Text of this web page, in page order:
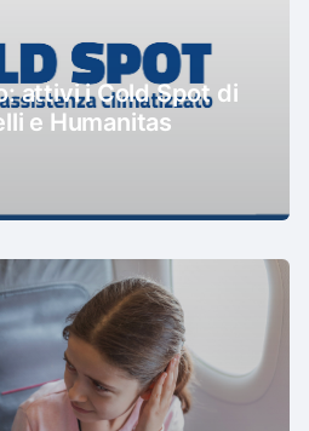
attivi i Cold Spot di
e Humanitas